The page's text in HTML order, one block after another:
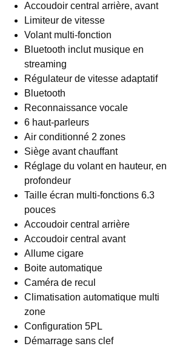
Accoudoir central arrière, avant
Limiteur de vitesse
Volant multi-fonction
Bluetooth inclut musique en
streaming
Régulateur de vitesse adaptatif
Bluetooth
Reconnaissance vocale
6 haut-parleurs
Air conditionné 2 zones
Siège avant chauffant
Réglage du volant en hauteur, en
profondeur
Taille écran multi-fonctions 6.3
pouces
Accoudoir central arrière
Accoudoir central avant
Allume cigare
Boite automatique
Caméra de recul
Climatisation automatique multi
zone
Configuration 5PL
Démarrage sans clef